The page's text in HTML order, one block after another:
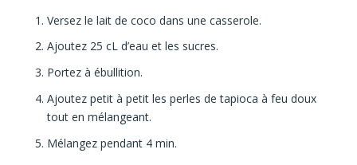
Versez le lait de coco dans une casserole.
Ajoutez 25 cL d’eau et les sucres.
Portez à ébullition.
Ajoutez petit à petit les perles de tapioca à feu doux
tout en mélangeant.
Mélangez pendant 4 min.